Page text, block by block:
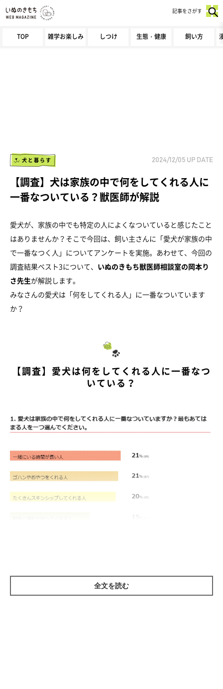
TOP 雑学お楽しみ しつけ 生態・健康 飼い方
記事をさがす
犬と暮らす 2024/12/05 UP DATE
【調査】犬は家族の中で何をしてくれる人に
一番なついている？獣医師が解説
愛犬が、家族の中でも特定の人によくなついていると感じたこと
はありませんか？そこで今回は、飼い主さんに「愛犬が家族の中
で一番なつく人」についてアンケートを実施。あわせて、今回の
調査結果ベスト3について、 いぬのきもち獣医師相談室の岡本り
さ先生が解説します。
みなさんの愛犬は「何をしてくれる人」に一番なついています
か？
【調査】愛犬は何をしてくれる人に一番なつ
いている？
全文を読む